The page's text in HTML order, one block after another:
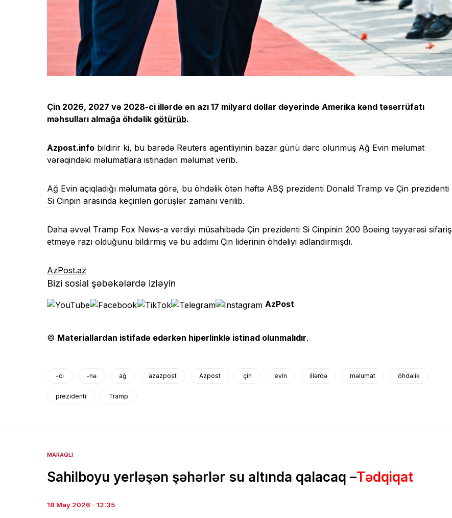
Çin 2026, 2027 və 2028-ci illərdə ən azı 17 milyard dollar dəyərində Amerika kənd təsərrüfatı
məhsulları almağa öhdəlik götürüb.
Azpost.info bildirir ki, bu barədə Reuters agentliyinin bazar günü dərc olunmuş Ağ Evin məlumat
vərəqindəki məlumatlara istinadən məlumat verib.
Ağ Evin açıqladığı məlumata görə, bu öhdəlik ötən həftə ABŞ prezidenti Donald Tramp və Çin prezidenti
Si Cinpin arasında keçirilən görüşlər zamanı verilib.
Daha əvvəl Tramp Fox News-a verdiyi müsahibədə Çin prezidenti Si Cinpinin 200 Boeing təyyarəsi sifariş
etməyə razı olduğunu bildirmiş və bu addımı Çin liderinin öhdəliyi adlandırmışdı.
AzPost.az
Bizi sosial şəbəkələrdə izləyin
AzPost
© Materiallardan istifadə edərkən hiperlinklə istinad olunmalıdır.
-ci -nə ağ azazpost Azpost çin evin illərdə məlumat öhdəlik
prezidenti Tramp
MARAQLI
Sahilboyu yerləşən şəhərlər su altında qalacaq –Tədqiqat
18 May 2026 - 12:35